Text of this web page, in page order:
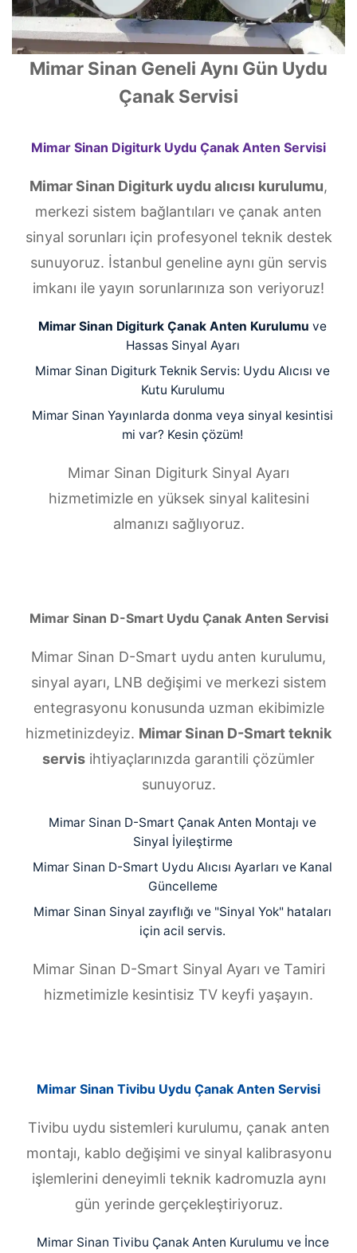
Mimar Sinan Geneli Aynı Gün Uydu
Çanak Servisi
Mimar Sinan Digiturk Uydu Çanak Anten Servisi
Mimar Sinan Digiturk uydu alıcısı kurulumu,
merkezi sistem bağlantıları ve çanak anten
sinyal sorunları için profesyonel teknik destek
sunuyoruz. İstanbul geneline aynı gün servis
imkanı ile yayın sorunlarınıza son veriyoruz!
Mimar Sinan Digiturk Çanak Anten Kurulumu ve
Hassas Sinyal Ayarı
Mimar Sinan Digiturk Teknik Servis: Uydu Alıcısı ve
Kutu Kurulumu
Mimar Sinan Yayınlarda donma veya sinyal kesintisi
mi var? Kesin çözüm!
Mimar Sinan Digiturk Sinyal Ayarı
hizmetimizle en yüksek sinyal kalitesini
almanızı sağlıyoruz.
Mimar Sinan D-Smart Uydu Çanak Anten Servisi
Mimar Sinan D-Smart uydu anten kurulumu,
sinyal ayarı, LNB değişimi ve merkezi sistem
entegrasyonu konusunda uzman ekibimizle
hizmetinizdeyiz. Mimar Sinan D-Smart teknik
servis ihtiyaçlarınızda garantili çözümler
sunuyoruz.
Mimar Sinan D-Smart Çanak Anten Montajı ve
Sinyal İyileştirme
Mimar Sinan D-Smart Uydu Alıcısı Ayarları ve Kanal
Güncelleme
Mimar Sinan Sinyal zayıflığı ve "Sinyal Yok" hataları
için acil servis.
Mimar Sinan D-Smart Sinyal Ayarı ve Tamiri
hizmetimizle kesintisiz TV keyfi yaşayın.
Mimar Sinan Tivibu Uydu Çanak Anten Servisi
Tivibu uydu sistemleri kurulumu, çanak anten
montajı, kablo değişimi ve sinyal kalibrasyonu
işlemlerini deneyimli teknik kadromuzla aynı
gün yerinde gerçekleştiriyoruz.
Mimar Sinan Tivibu Çanak Anten Kurulumu ve İnce